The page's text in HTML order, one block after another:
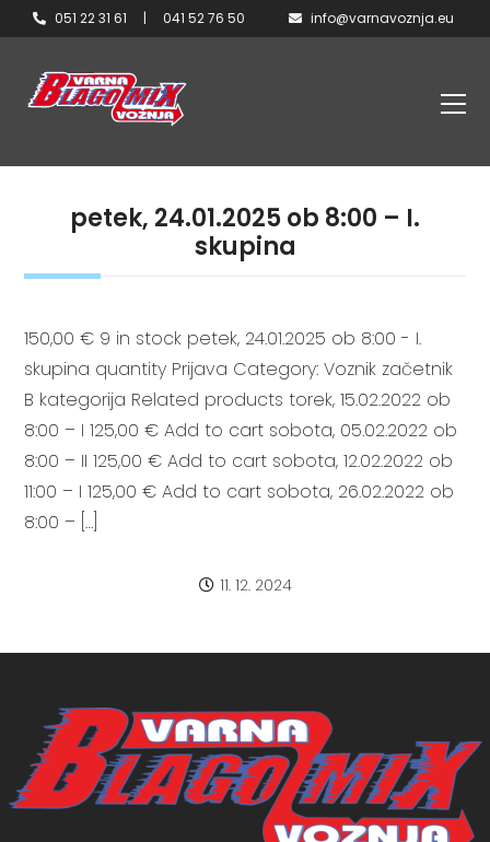
051 22 31 61 | 041 52 76 50 info@varnavoznja.eu
petek, 24.01.2025 ob 8:00 – I.
skupina
150,00 € 9 in stock petek, 24.01.2025 ob 8:00 - I.
skupina quantity Prijava Category: Voznik začetnik
B kategorija Related products torek, 15.02.2022 ob
8:00 – I 125,00 € Add to cart sobota, 05.02.2022 ob
8:00 – II 125,00 € Add to cart sobota, 12.02.2022 ob
11:00 – I 125,00 € Add to cart sobota, 26.02.2022 ob
8:00 – […]
11. 12. 2024